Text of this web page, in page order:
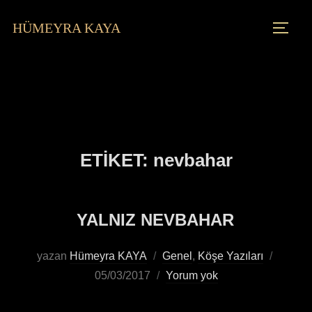
HÜMEYRA KAYA
ETIKET: nevbahar
YALNIZ NEVBAHAR
yazan Hümeyra KAYA Genel , Köşe Yazıları
05/03/2017
Yorum yok